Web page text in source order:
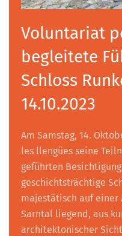
Voluntariat
begleitete
Schloss
14.10.2023
Am Samstag, 14.
les llengües seine
geführten
geschichtsträchtige
majestätisch auf einer
Sarntal liegend, aus
architektonischer